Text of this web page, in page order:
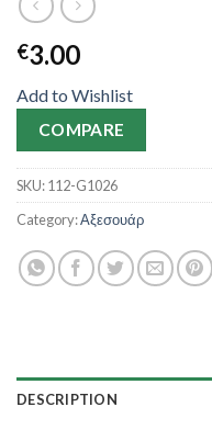
€3.00
Add to Wishlist
COMPARE
SKU:112-G1026
Category:Αξεσουάρ
DESCRIPTION